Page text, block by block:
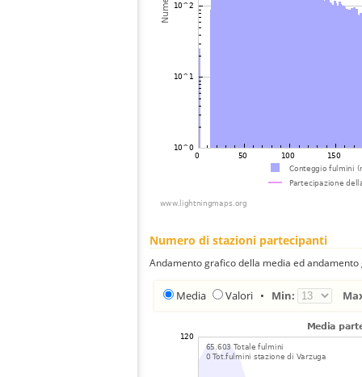
Numero di stazioni partecipanti
Andamento grafico della media ed
Media Valori • Min: